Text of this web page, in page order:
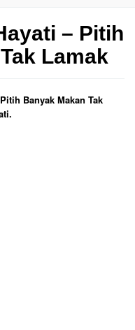
– Pitih
Lamak
Banyak Makan Tak